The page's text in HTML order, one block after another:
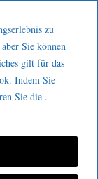
zu
Sie können
gilt für das
Indem Sie
Sie die .
ist
als
gilt schnell als
Lean